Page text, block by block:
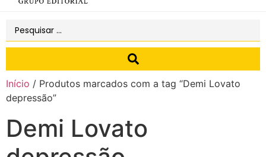
Início / Produtos marcados com a tag “Demi Lovato
depressão”
Demi Lovato